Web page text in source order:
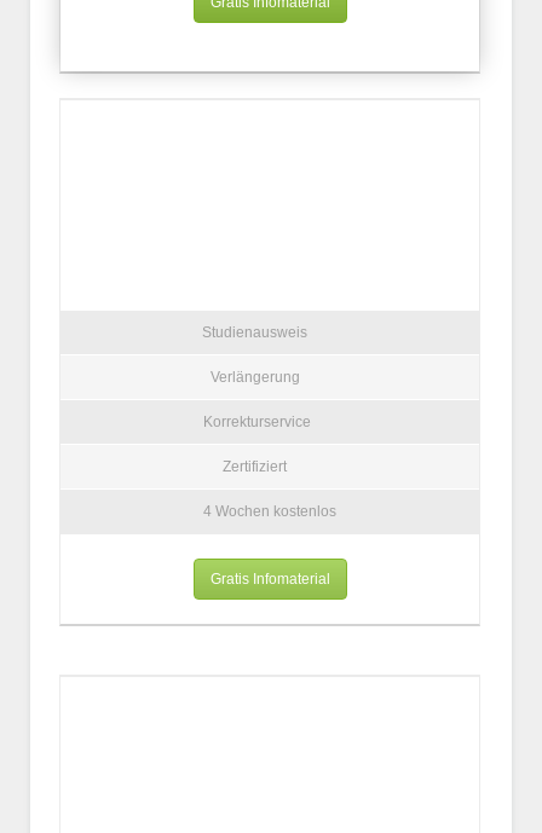
Studienausweis
Verlängerung
Korrekturservice
Zertifiziert
4 Wochen kostenlos
Gratis Infomaterial